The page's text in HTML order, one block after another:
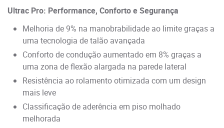
Ultrac Pro: Performance, Conforto e Segurança
Melhoria de 9% na manobrabilidade ao limite graças a
uma tecnologia de talão avançada
Conforto de condução aumentado em 8% graças a
uma zona de flexão alargada na parede lateral
Resistência ao rolamento otimizada com um design
mais leve
Classificação de aderência em piso molhado
melhorada